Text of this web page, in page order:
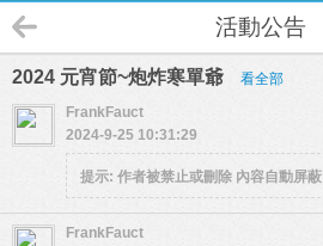
活動公告
2024 元宵節~炮炸寒單爺 看全部
FrankFauct
2024-9-25 10:31:29
提示: 作者被禁止或刪除 內容自動屏蔽
FrankFauct